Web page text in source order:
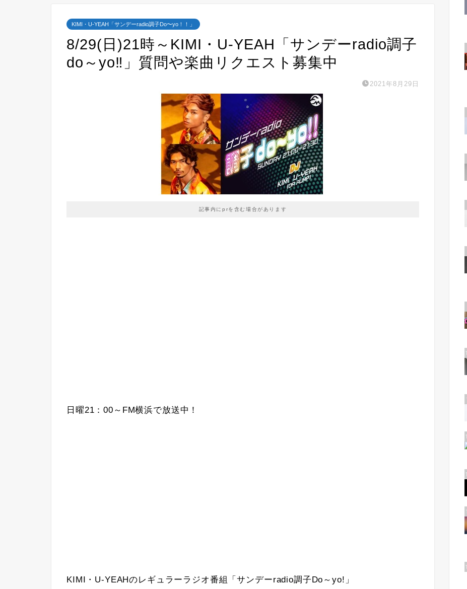
KIMI・U-YEAH「サンデーradio調子Do〜yo！！」
8/29(日)21時～KIMI・U-YEAH「サンデーradio調子
do～yo‼」質問や楽曲リクエスト募集中
2021年8月29日
記事内にprを含む場合があります
日曜21：00～FM横浜で放送中！
KIMI・U-YEAHのレギュラーラジオ番組「サンデーradio調子Do～yo!」